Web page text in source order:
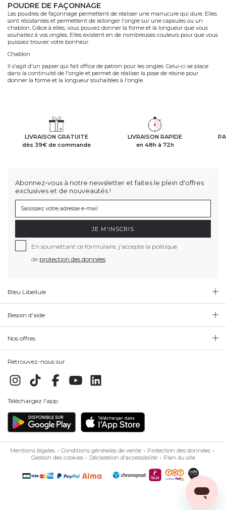
POUDRE DE FAÇONNAGE
Les poudres de façonnage permettent de réaliser une manucure qui dure. Elles
sont résistantes et permettent de rallonger l'ongle sur une capsules ou un
chablon. Grâce à elles, vous pouvez donner la forme et la longueur que vous
souhaitez à vos ongles. Elles existent en de nombreuses couleurs pour que vous
puissiez trouver votre bonheur.
Chablon
Il s'agit d'un papier qui fait office de patron pour les ongles. Celui-ci se place
dans la continuité de l'ongle et permet de réaliser la pose de résine pour
donner la forme et la longueur souhaitées à l'ongle.
LIVRAISON GRATUITE
dès 39€ de commande
LIVRAISON RAPIDE
en 48h à 72h
Abonnez-vous à notre newsletter et faites le plein d'offres
exclusives et de nouveautés !
JE M'INSCRIS
En soumettant ce formulaire, j'accepte la politique
de protection des données
Bleu Libellule
Besoin d'aide
Nos offres
Retrouvez-nous sur
Téléchargez l'app
Mentions légales Conditions générales de vente
Protection des données
Gestion des cookies
Déclaration d'accessibilité Plan du site